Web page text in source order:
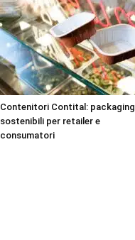
Contenitori Contital: packaging
sostenibili per retailer e
consumatori